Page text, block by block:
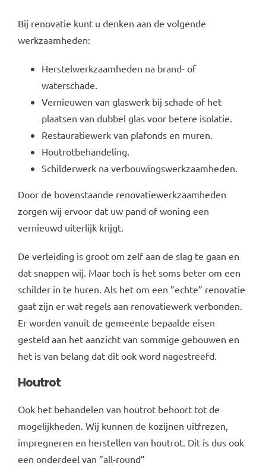
Bij renovatie kunt u denken aan de volgende
werkzaamheden:
Herstelwerkzaamheden na brand- of
waterschade.
Vernieuwen van glaswerk bij schade of het
plaatsen van dubbel glas voor betere isolatie.
Restauratiewerk van plafonds en muren.
Houtrotbehandeling.
Schilderwerk na verbouwingswerkzaamheden.
Door de bovenstaande renovatiewerkzaamheden
zorgen wij ervoor dat uw pand of woning een
vernieuwd uiterlijk krijgt.
De verleiding is groot om zelf aan de slag te gaan en
dat snappen wij. Maar toch is het soms beter om een
schilder in te huren. Als het om een ”echte” renovatie
gaat zijn er wat regels aan renovatiewerk verbonden.
Er worden vanuit de gemeente bepaalde eisen
gesteld aan het aanzicht van sommige gebouwen en
het is van belang dat dit ook word nagestreefd.
Houtrot
Ook het behandelen van houtrot behoort tot de
mogelijkheden. Wij kunnen de kozijnen uitfrezen,
impregneren en herstellen van houtrot. Dit is dus ook
een onderdeel van ”all-round”